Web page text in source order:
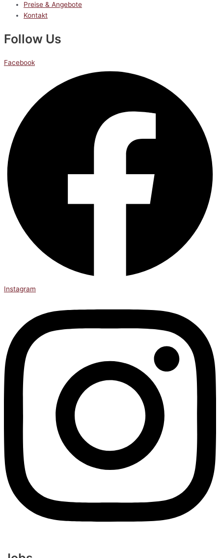
Preise & Angebote
Kontakt
Follow Us
Facebook
Instagram